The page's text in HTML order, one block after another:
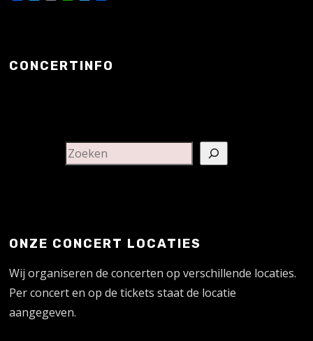
CONCERTINFO
ONZE CONCERT LOCATIES
Wij organiseren de concerten op verschillende locaties.
Per concert en op de tickets staat de locatie
aangegeven.